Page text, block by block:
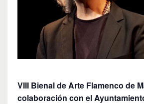
VIII Bienal de Arte Flamenco de
colaboración con el